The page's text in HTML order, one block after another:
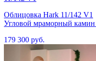
Облицовка Hark 11/142 V1
Угловой мраморный камин
179 300 руб.